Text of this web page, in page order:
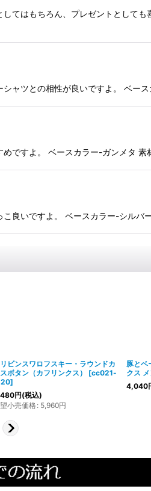
てはもちろん、プレゼントとして
ャツとの相性が良いですよ。 ベー
ですよ。 ベースカラー-ガンメタ
良いですよ。 ベースカラー-シル
ビンスワロフスキー・ラウンドカ
ボタン（カフリンクス）
[cc021-
]
円(税込)
小売価格: 5,960円
豚とベ
クス
4,040